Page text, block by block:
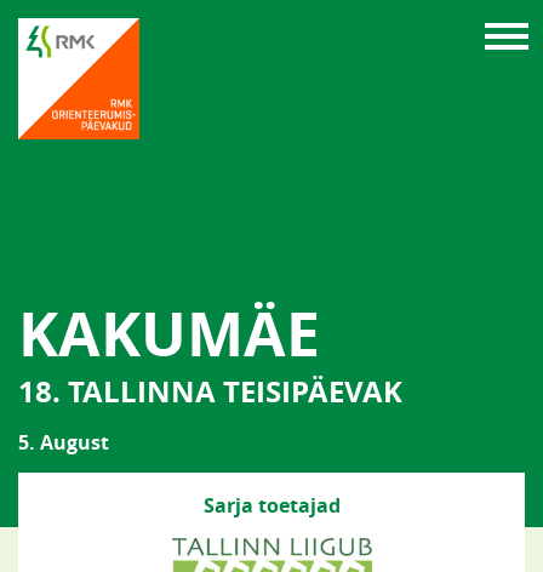
KAKUMÄE
18. TALLINNA TEISIPÄEVAK
5. August
Sarja toetajad